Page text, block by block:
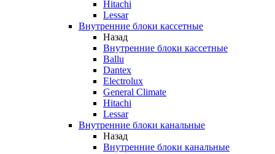
Hitachi
Lessar
Внутренние блоки кассетные
Назад
Внутренние блоки кассетные
Ballu
Dantex
Electrolux
General Climate
Hitachi
Lessar
Внутренние блоки канальные
Назад
Внутренние блоки канальные